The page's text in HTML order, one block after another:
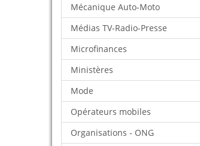
Mécanique Auto-Moto
Médias TV-Radio-Presse
Microfinances
Ministères
Mode
Opérateurs mobiles
Organisations - ONG